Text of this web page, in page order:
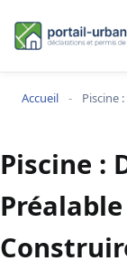
Accueil - Piscine
Piscine :